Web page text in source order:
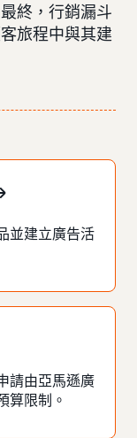
終，行銷漏斗
旅程中與其建
並建立廣告活
請由亞馬遜廣
算限制。